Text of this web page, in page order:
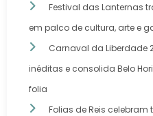
Festival das Lanternas
em palco de cultura, arte e
Carnaval da Liberdade
inéditas e consolida Belo
folia
Folias de Reis